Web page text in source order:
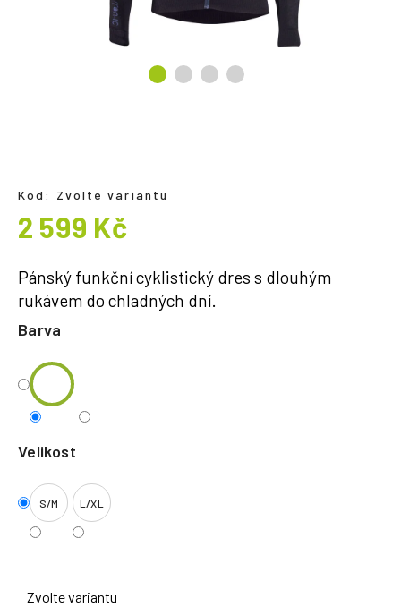
Pánský funkční cyklistický dres s dlouhým
rukávem do chladných dní.
Barva
Velikost
S/M L/XL
Zvolte variantu
Kód: Zvolte variantu
2 599 Kč
cena: